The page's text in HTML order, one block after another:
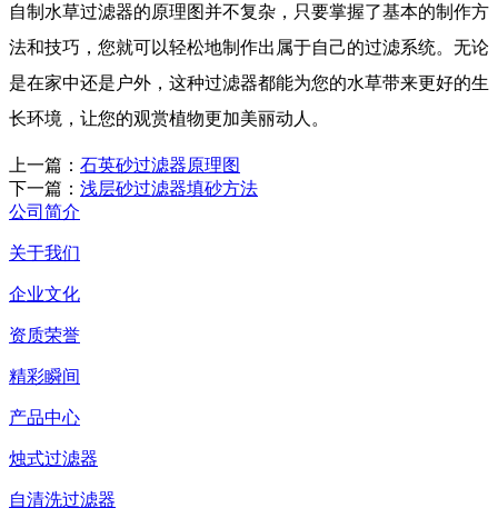
自制水草过滤器的原理图并不复杂，只要掌握了基本的制作方
法和技巧，您就可以轻松地制作出属于自己的过滤系统。无论
是在家中还是户外，这种过滤器都能为您的水草带来更好的生
长环境，让您的观赏植物更加美丽动人。
上一篇： 石英砂过滤器原理图
下一篇： 浅层砂过滤器填砂方法
公司简介
关于我们
企业文化
资质荣誉
精彩瞬间
产品中心
烛式过滤器
自清洗过滤器